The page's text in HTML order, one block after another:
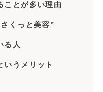
ことが多い理由
くっと美容”
る人
いうメリット